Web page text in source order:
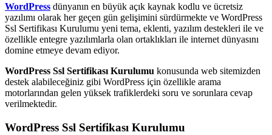
WordPress dünyanın en büyük açık kaynak kodlu ve ücretsiz
yazılımı olarak her geçen gün gelişimini sürdürmekte ve WordPress
Ssl Sertifikası Kurulumu yeni tema, eklenti, yazılım destekleri ile ve
özellikle entegre yazılımlarla olan ortaklıkları ile internet dünyasını
domine etmeye devam ediyor.
WordPress Ssl Sertifikası Kurulumu konusunda web sitemizden
destek alabileceğiniz gibi WordPress için özellikle arama
motorlarından gelen yüksek trafiklerdeki soru ve sorunlara cevap
verilmektedir.
WordPress Ssl Sertifikası Kurulumu